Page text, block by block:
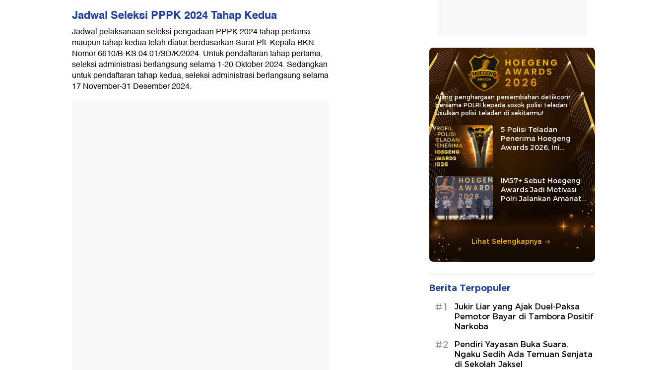
Jadwal Seleksi PPPK 2024 Tahap Kedua
Jadwal pelaksanaan seleksi pengadaan PPPK 2024 tahap pertama
maupun tahap kedua telah diatur berdasarkan Surat Plt. Kepala BKN
Nomor 6610/B-KS.04.01/SD/K/2024. Untuk pendaftaran tahap pertama,
seleksi administrasi berlangsung selama 1-20 Oktober 2024. Sedangkan
untuk pendaftaran tahap kedua, seleksi administrasi berlangsung selama
17 November-31 Desember 2024.
Ajang penghargaan persembahan detikcom
bersama POLRI kepada sosok polisi teladan.
Usulkan polisi teladan di sekitarmu!
5 Polisi Teladan
Penerima Hoegeng
Awards 2026, Ini
Kategori dan Kiprahnya
IM57+ Sebut Hoegeng
Awards Jadi Motivasi
Polri Jalankan Amanat
Lihat Selengkapnya
Berita Terpopuler
#1
Jukir Liar yang Ajak Duel-Paksa
Pemotor Bayar di Tambora Positif
Narkoba
#2
Pendiri Yayasan Buka Suara,
Ngaku Sedih Ada Temuan Senjata
di Sekolah Jaksel